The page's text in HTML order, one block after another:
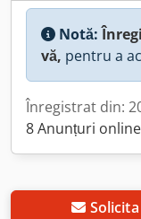
Notă:
vă, pentru a
Înregistrat din:
8 Anunțuri online
Solicita